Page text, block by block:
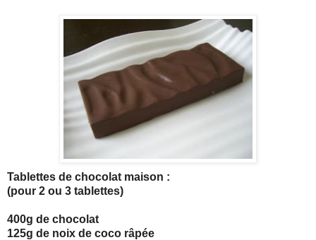
Tablettes de chocolat maison :
(pour 2 ou 3 tablettes)
400g de chocolat
125g de noix de coco râpée